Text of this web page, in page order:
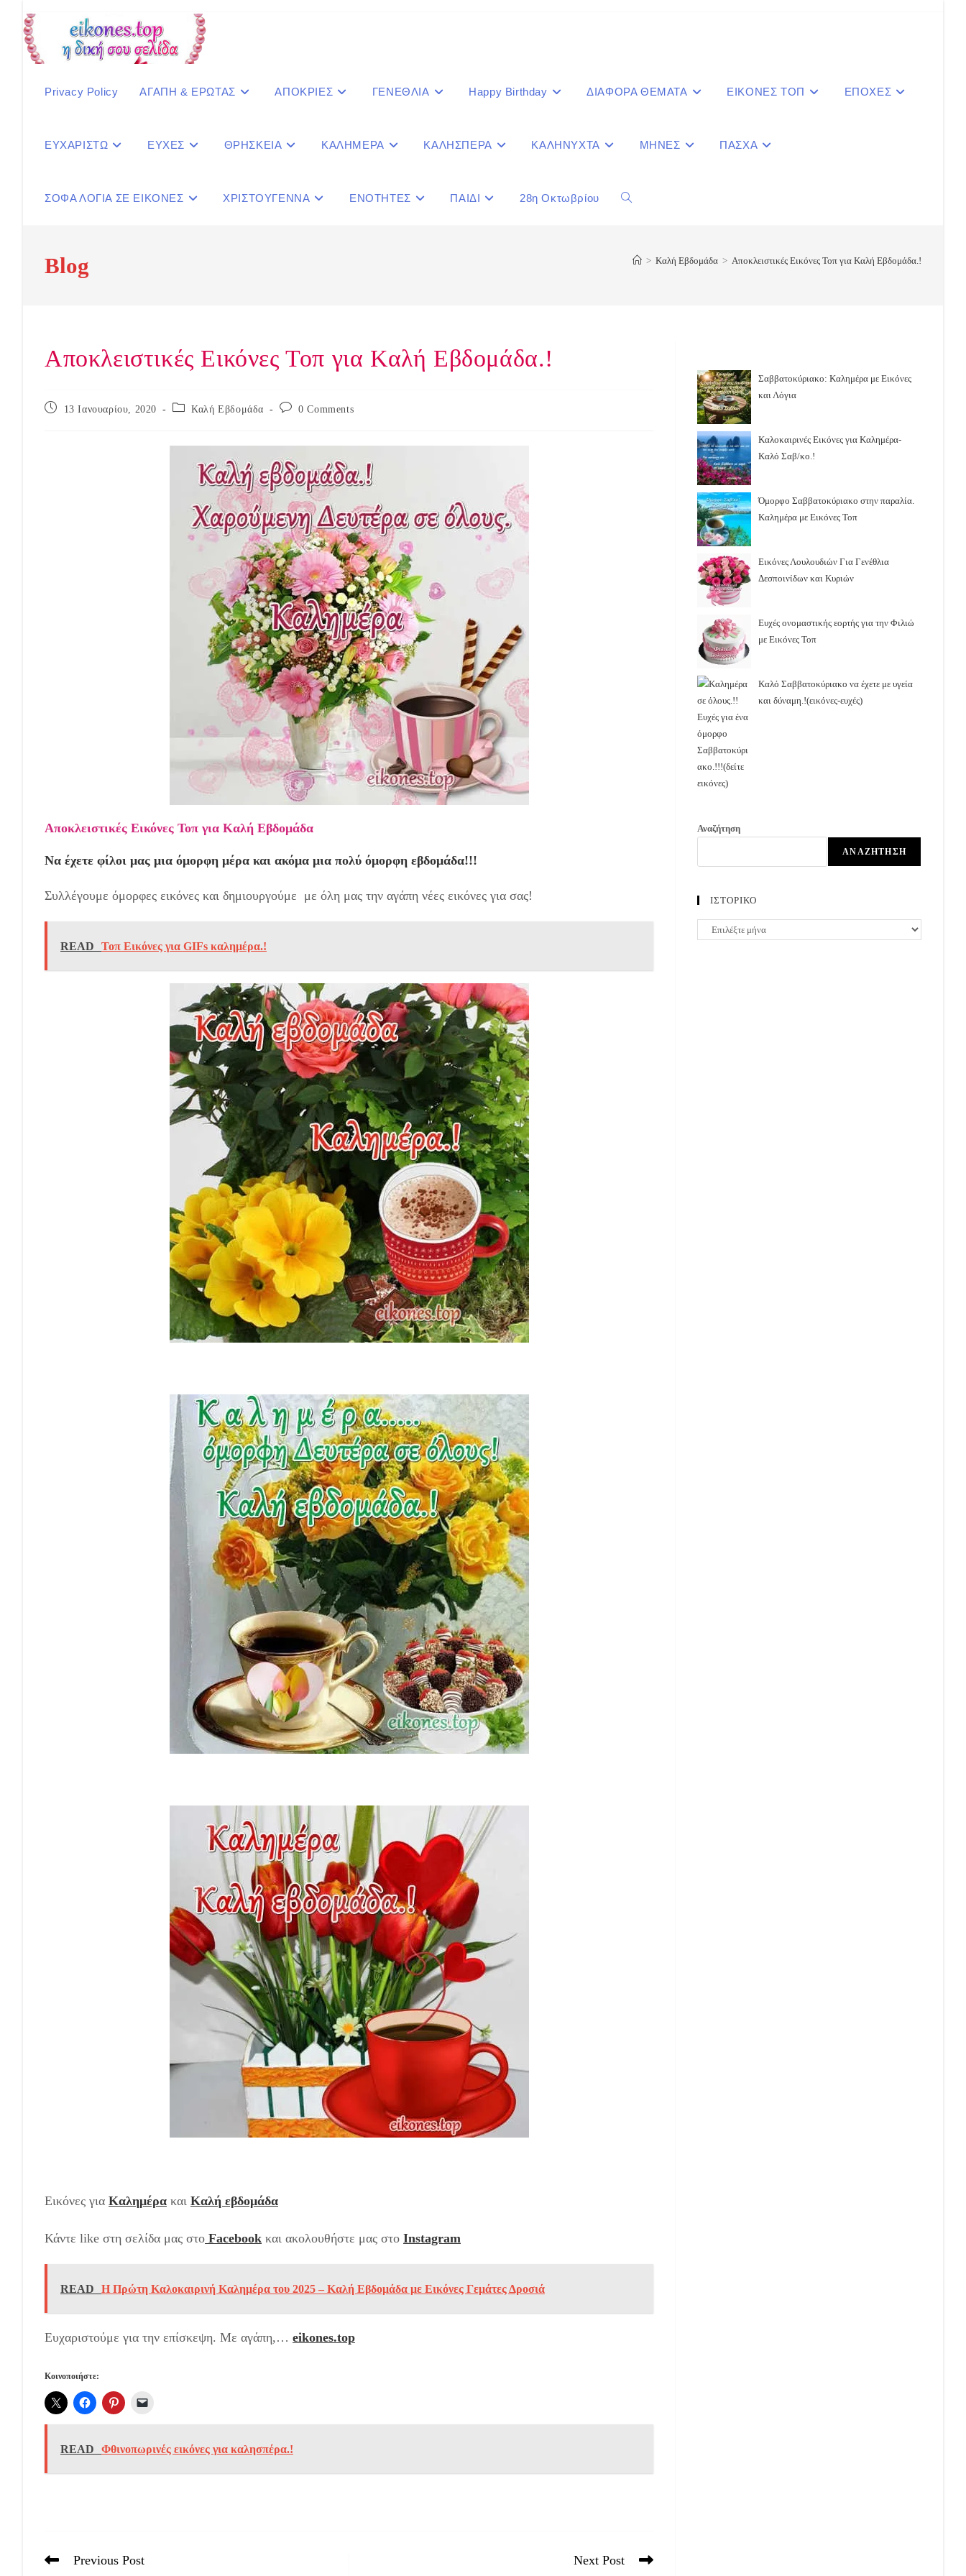
content
Privacy Policy ΑΓΑΠΗ & ΕΡΩΤΑΣ ΑΠΟΚΡΙΕΣ ΓΕΝΕΘΛΙΑ Happy Birthday ΔΙΑΦΟΡΑ ΘΕΜΑΤΑ ΕΙΚΟΝΕΣ ΤΟΠ ΕΠΟΧΕΣ
ΕΥΧΑΡΙΣΤΩ ΕΥΧΕΣ ΘΡΗΣΚΕΙΑ ΚΑΛΗΜΕΡΑ ΚΑΛΗΣΠΕΡΑ ΚΑΛΗΝΥΧΤΑ ΜΗΝΕΣ ΠΑΣΧΑ
ΣΟΦΑ ΛΟΓΙΑ ΣΕ ΕΙΚΟΝΕΣ ΧΡΙΣΤΟΥΓΕΝΝΑ ΕΝΟΤΗΤΕΣ ΠΑΙΔΙ 28η Οκτωβρίου Toggle
Blog > Καλή Εβδομάδα > Αποκλειστικές Εικόνες Τοπ για Καλή Εβδομάδα.!
Αποκλειστικές Εικόνες Τοπ για Καλή Εβδομάδα.!
Post
13 Ιανουαρίου, 2020
Post Καλή Εβδομάδα
Post 0 Comments
Αποκλειστικές Εικόνες Τοπ για Καλή Εβδομάδα
Να έχετε φίλοι μας μια όμορφη μέρα και ακόμα μια πολύ όμορφη εβδομάδα!!!
Συλλέγουμε όμορφες εικόνες και δημιουργούμε με όλη μας την αγάπη νέες εικόνες για σας!
READ Τοπ Εικόνες για GIFs καλημέρα.!
Εικόνες για Καλημέρα και Καλή εβδομάδα
Κάντε like στη σελίδα μας στο Facebook και ακολουθήστε μας στο Instagram
READ Η Πρώτη Καλοκαιρινή Καλημέρα του 2025 – Καλή Εβδομάδα με Εικόνες Γεμάτες Δροσιά
Ευχαριστούμε για την επίσκεψη. Με αγάπη,… eikones.top
Κοινοποιήστε:
READ Φθινοπωρινές εικόνες για καλησπέρα.!
Read
Previous Post Next Post
Σαββατοκύριακο: Καλημέρα με Εικόνες
και Λόγια
Καλοκαιρινές Εικόνες για Καλημέρα-
Καλό Σαβ/κο.!
Όμορφο Σαββατοκύριακο στην παραλία.
Καλημέρα με Εικόνες Τοπ
Εικόνες Λουλουδιών Για Γενέθλια
Δεσποινίδων και Κυριών
Ευχές ονομαστικής εορτής για την Φιλιώ
με Εικόνες Τοπ
Καλό Σαββατοκύριακο να έχετε με υγεία
και δύναμη.!(εικόνες-ευχές)
Αναζήτηση
ΑΝΑΖΉΤΗΣΗ
ΙΣΤΟΡΙΚΟ
ΙΣΤΟΡΙΚΟ